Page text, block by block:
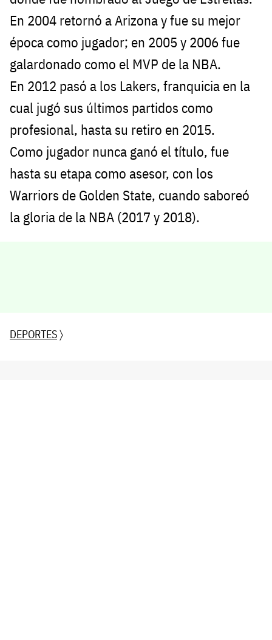
En 2004 retornó a Arizona y fue su mejor
época como jugador; en 2005 y 2006 fue
galardonado como el MVP de la NBA.
En 2012 pasó a los Lakers, franquicia en la
cual jugó sus últimos partidos como
profesional, hasta su retiro en 2015.
Como jugador nunca ganó el título, fue
hasta su etapa como asesor, con los
Warriors de Golden State, cuando saboreó
la gloria de la NBA (2017 y 2018).
DEPORTES〉